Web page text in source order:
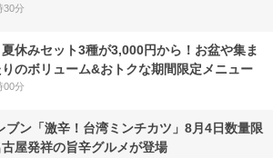
30分
休みセット3種が3,000円から！お盆や集ま
りのボリューム&おトクな期間限定メニュー
00分
ブン「激辛！台湾ミンチカツ」8月4日数量限
屋発祥の旨辛グルメが登場